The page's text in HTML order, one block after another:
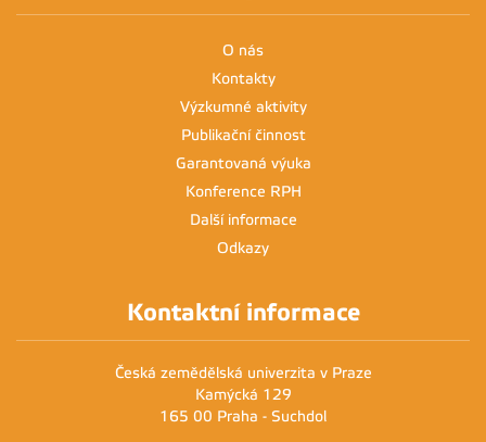
O nás
Kontakty
Výzkumné aktivity
Publikační činnost
Garantovaná výuka
Konference RPH
Další informace
Odkazy
Kontaktní informace
Česká zemědělská univerzita v Praze
Kamýcká 129
165 00 Praha - Suchdol